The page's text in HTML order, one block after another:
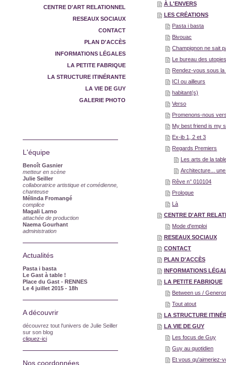
À L'ENVERS
LES CRÉATIONS
Pasta i basta
Bivouac
Champignon ne sait
Le bureau des
Rendez-vous sous la
ICI ou ailleurs
habitant(s)
Verso
Promenons-nous
My best friend is my
Ex-ib 1, 2 et 3
Regards Premiers
Les arts de la
Architecture...
Rêve n° 010104
Prologue
Là
CENTRE D'ART
Mode d'emploi
RESEAUX SOCIAUX
CONTACT
PLAN D'ACCÈS
INFORMATIONS
LA PETITE FABRIQUE
Between us /
Tout atout
LA STRUCTURE
LA VIE DE GUY
Les focus de Guy
Guy au quotidien
Et vous qu'aimeriez-
CENTRE D'ART RELATIONNEL
RESEAUX SOCIAUX
CONTACT
PLAN D'ACCÈS
INFORMATIONS LÉGALES
LA PETITE FABRIQUE
LA STRUCTURE ITINÉRANTE
LA VIE DE GUY
GALERIE PHOTO
L'équipe
Benoît Gasnier
metteur en scène
Julie Seiller
collaboratrice artistique et comédienne,
chanteuse
Mélinda Fromangé
complice
Magali Larno
attachée de production
Naema Gourhant
administration
Actualités
Pasta i basta
Le Gast à table !
Place du Gast - RENNES
Le 4 juillet 2015 - 18h
A découvrir
découvrez tout l'univers de Julie Seiller
sur son blog
cliquez-ici
Nos coordonnées